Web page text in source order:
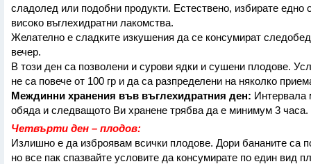
сладолед или подобни продукти. Естествено, избирате едно
високо въглехидратни лакомства.
Желателно е сладките изкушения да се консумират
вечер.
В този ден са позволени и сурови ядки и сушени плодове.
не са повече от 100 гр и да са разпределени на няколко
Междинни хранения във въглехидратния ден: Интервала
обяда и следващото Ви хранене трябва да е минимум 3 часа.
Четвърти ден – плодов:
Излишно е да изброявам всички плодове. Дори бананите са
но все пак спазвайте условите да консумирате по един вид